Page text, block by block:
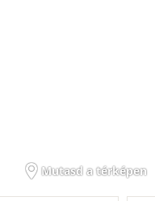
Mutasd a térképen